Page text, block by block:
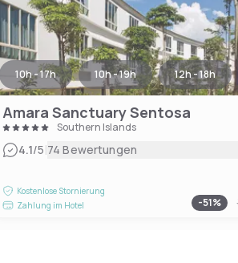
10h - 17h 10h - 19h 12h - 18h
Amara Sanctuary Sentosa
Southern Islands
4.1/5|74 Bewertungen
Kostenlose Stornierung
Zahlung im Hotel
-51%